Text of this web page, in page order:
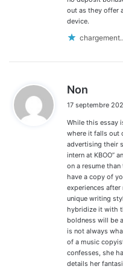
out as they offer
device.
Non
t
:
17 septembre
While this essay
where it falls out
advertising their
intern at KBOO”
on a resume
have a copy of
experiences after
unique writing
hybridize it with
boldness will be
is not always
of a music
confesses, she
details her